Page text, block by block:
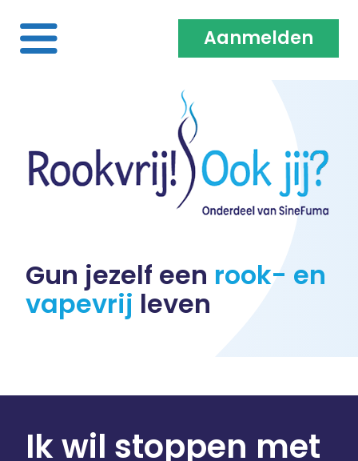
Home
Over ons
Medewerkers & Coaches
Heb je een klacht?
Aanmelden
Gun jezelf een rook- en
vapevrij leven
Ik wil stoppen met